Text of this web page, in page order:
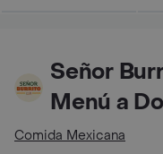
Señor
Menú a
Comida Mexicana